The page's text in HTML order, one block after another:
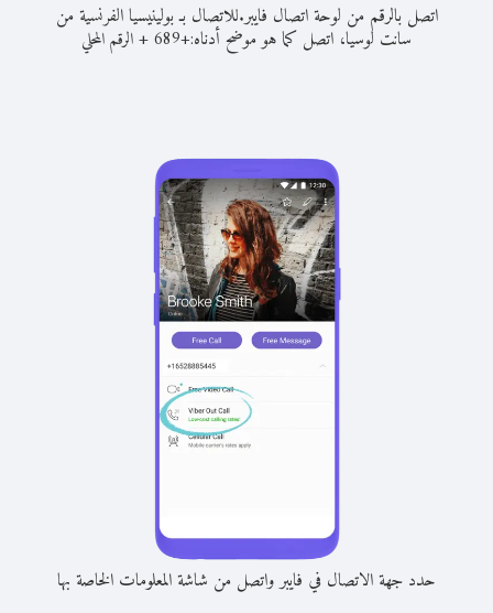
اتصل بالرقم من لوحة اتصال فايبر.للاتصال بـ بولينيسيا الفرنسية من
سانت لوسيا، اتصل كما هو موضح أدناه:+
689
+الرقم المحلي
حدد جهة الاتصال في فايبر واتصل من شاشة المعلومات الخاصة بها